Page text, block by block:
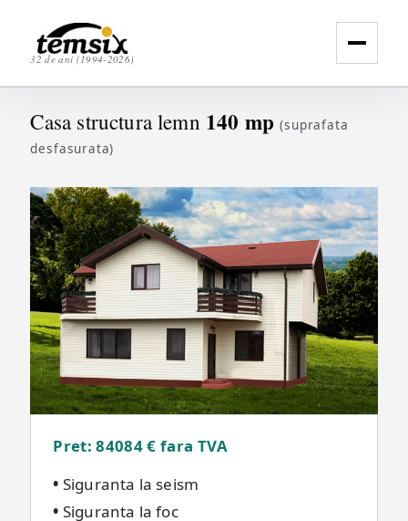
32 de ani (1994-2026)
Casa structura lemn 140 mp (suprafata
desfasurata)
Pret: 84084 €fara TVA
• Siguranta la seism
• Siguranta la foc